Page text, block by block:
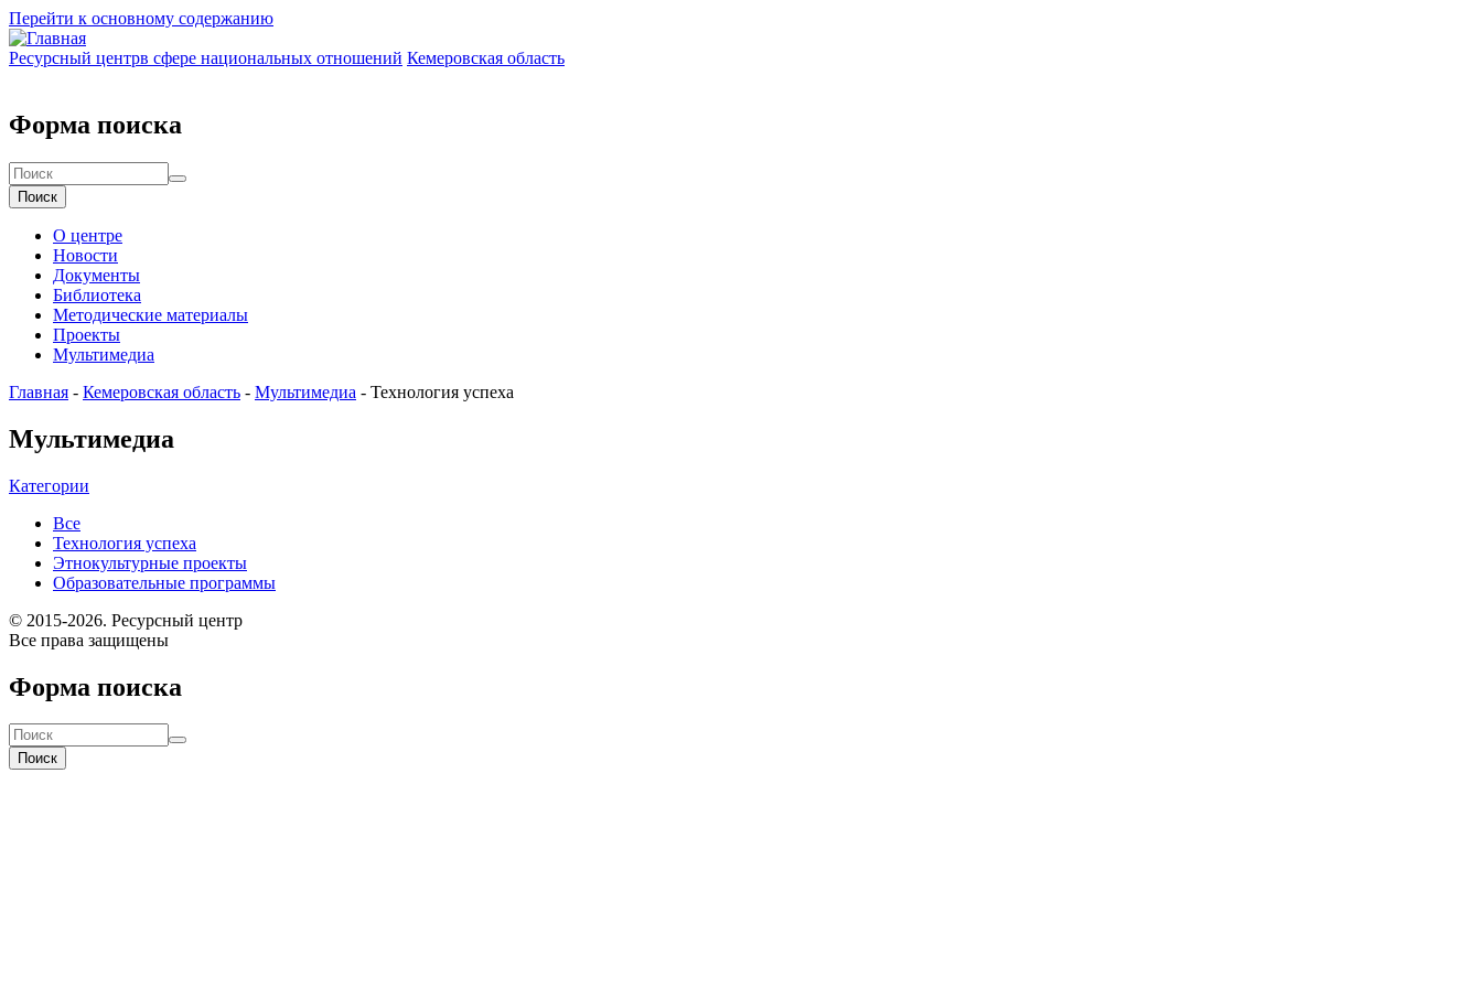
Перейти к основному содержанию
Ресурсный центрв сфере национальных отношений Кемеровская область
Форма поиска
Поиск
О центре
Новости
Документы
Библиотека
Методические материалы
Проекты
Мультимедиа
Главная - Кемеровская область - Мультимедиа - Технология успеха
Мультимедиа
Категории
Все
Технология успеха
Этнокультурные проекты
Образовательные программы
© 2015-2026. Ресурсный центр
Все права защищены
Форма поиска
Поиск